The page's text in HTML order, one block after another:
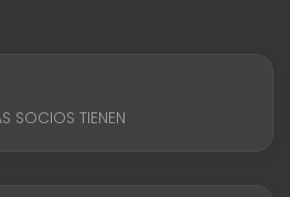
SOCIOS TIENEN